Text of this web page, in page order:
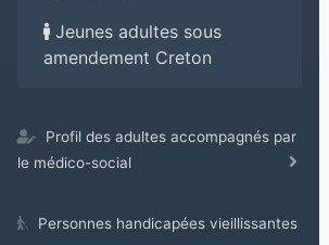
Jeunes adultes sous
amendement Creton
Profil des adultes accompagnés par
le médico-social
Personnes handicapées vieillissantes